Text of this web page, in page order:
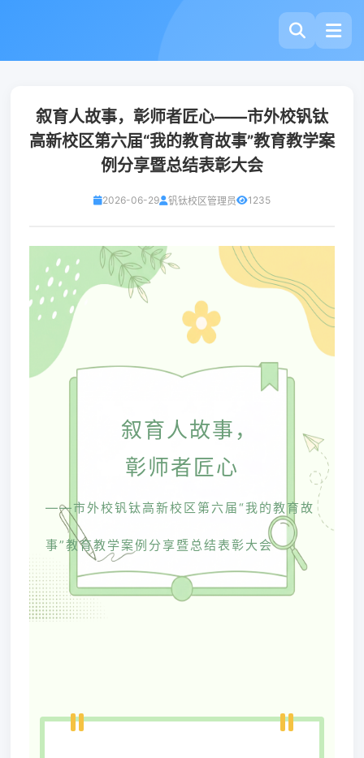
叙育人故事，彰师者匠心——市外校钒钛
高新校区第六届“我的教育故事”教育教学案
例分享暨总结表彰大会
2026-06-29 钒钛校区管理员 1235
叙育人故事，
彰师者匠心
——市外校钒钛高新校区第六届“我的教育故
事”教育教学案例分享暨总结表彰大会